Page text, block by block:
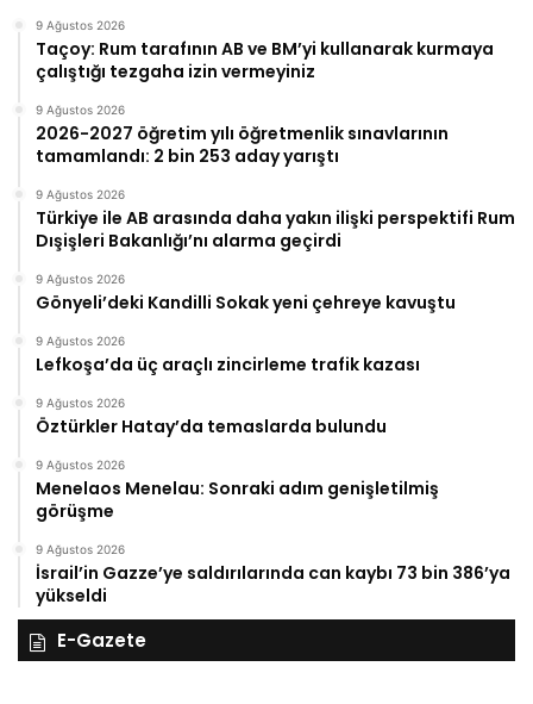
9 Ağustos 2026
Taçoy: Rum tarafının AB ve BM’yi kullanarak kurmaya
çalıştığı tezgaha izin vermeyiniz
9 Ağustos 2026
2026-2027 öğretim yılı öğretmenlik sınavlarının
tamamlandı: 2 bin 253 aday yarıştı
9 Ağustos 2026
Türkiye ile AB arasında daha yakın ilişki perspektifi Rum
Dışişleri Bakanlığı’nı alarma geçirdi
9 Ağustos 2026
Gönyeli’deki Kandilli Sokak yeni çehreye kavuştu
9 Ağustos 2026
Lefkoşa’da üç araçlı zincirleme trafik kazası
9 Ağustos 2026
Öztürkler Hatay’da temaslarda bulundu
9 Ağustos 2026
Menelaos Menelau: Sonraki adım genişletilmiş
görüşme
9 Ağustos 2026
İsrail’in Gazze’ye saldırılarında can kaybı 73 bin 386’ya
yükseldi
E-Gazete